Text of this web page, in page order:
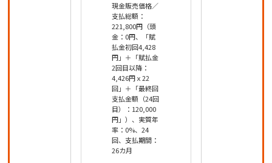
現金販売価格／
支払総額：
221,800円（頭
金：0円、「賦
払金初回4,428
円」＋「賦払金
2回目以降：
4,426円ｘ22
回」＋「最終回
支払金額（24回
目）：120,000
円」）、実質年
率：0%、24
回、支払期間：
26カ月